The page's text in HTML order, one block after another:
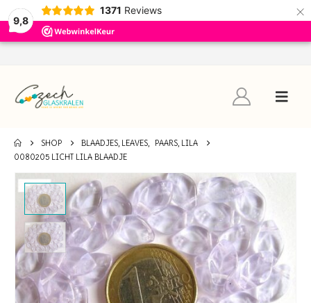
9,8
1371 Reviews ×
SHOP BLAADJES, LEAVES, PAARS, LILA
0080205 LICHT LILA BLAADJE